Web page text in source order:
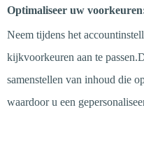
Optimaliseer uw
Neem tijdens het
kijkvoorkeuren aan te
samenstellen van inhoud die
waardoor u een